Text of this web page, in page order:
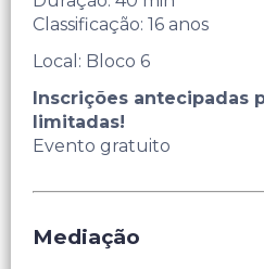
Classificação: 16 anos
Local: Bloco 6
Inscrições antecipadas
limitadas!
Evento gratuito
Mediação